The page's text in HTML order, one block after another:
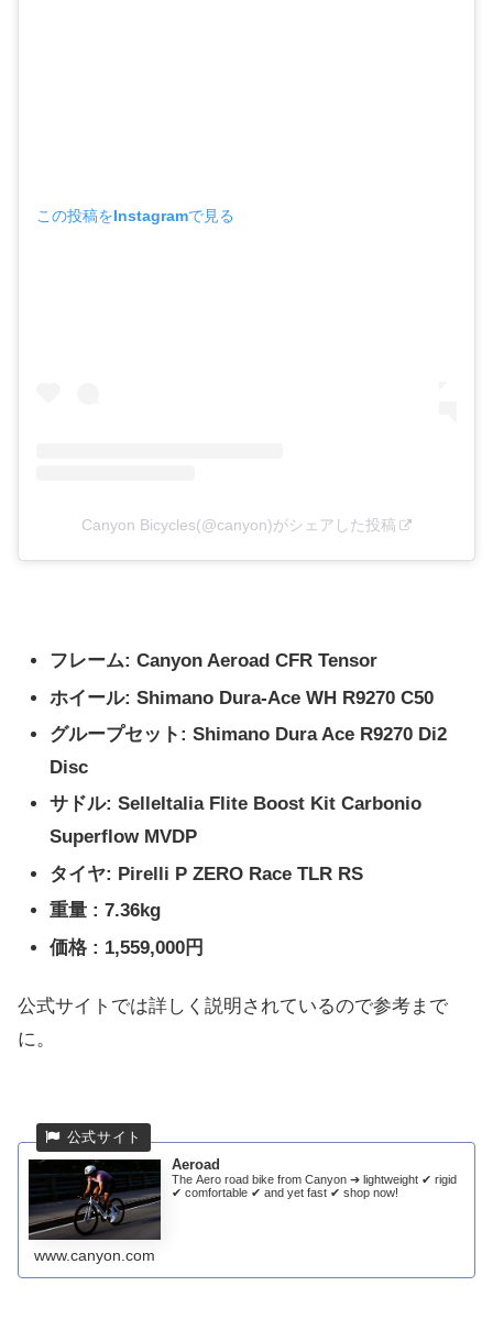
この投稿をInstagramで見る
Canyon Bicycles(@canyon)がシェアした投稿
フレーム: Canyon Aeroad CFR Tensor
ホイール: Shimano Dura-Ace WH R9270 C50
グループセット: Shimano Dura Ace R9270 Di2
Disc
サドル: SelleItalia Flite Boost Kit Carbonio
Superflow MVDP
タイヤ: Pirelli P ZERO Race TLR RS
重量 : 7.36kg
価格 : 1,559,000円
公式サイトでは詳しく説明されているので参考まで
に。
Aeroad
The Aero road bike from Canyon ➔ lightweight ✔ rigid
✔ comfortable ✔ and yet fast ✔ shop now!
www.canyon.com